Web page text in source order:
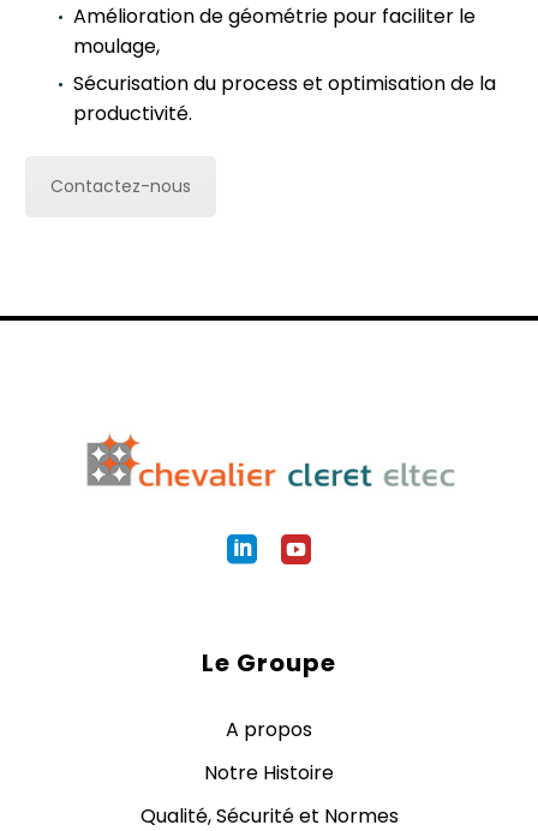
Amélioration de géométrie pour faciliter le
moulage,
Sécurisation du process et optimisation de la
productivité.
Contactez-nous
Le Groupe
A propos
Notre Histoire
Qualité, Sécurité et Normes